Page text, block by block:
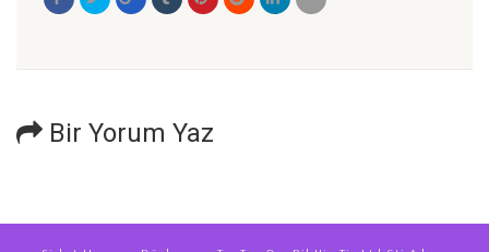
Bir Yorum Yaz